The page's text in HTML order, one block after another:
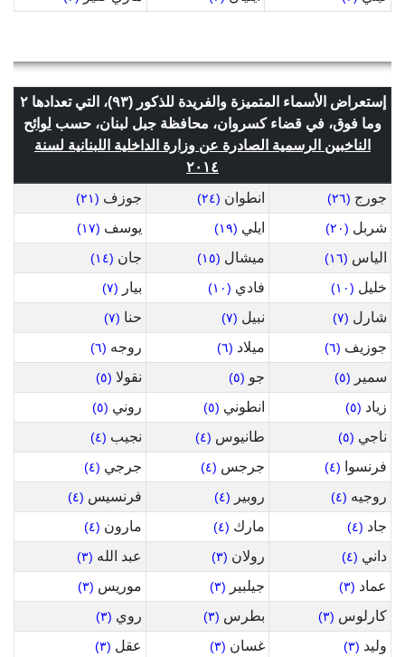
إستعراض الأسماء المتميزة والفريدة للذكور (٩٣)، التي تعدادها ٢
وما فوق، في قضاء كسروان، محافظة جبل لبنان، حسب لوائح
الناخبين الرسمية الصادرة عن وزارة الداخلية اللبنانية لسنة
٢٠١٤
جورج (٢٦) انطوان (٢٤) جوزف (٢١)
شربل (٢٠) ايلي (١٩) يوسف (١٧)
الياس (١٦) ميشال (١٥) جان (١٤)
خليل (١٠) فادي (١٠) بيار (٧)
شارل (٧) نبيل (٧) حنا (٧)
جوزيف (٦) ميلاد (٦) روجه (٦)
سمير (٥) جو (٥) نقولا (٥)
زياد (٥) انطوني (٥) روني (٥)
ناجي (٥) طانيوس (٤) نجيب (٤)
فرنسوا (٤) جرجس (٤) جرجي (٤)
روجيه (٤) روبير (٤) فرنسيس (٤)
جاد (٤) مارك (٤) مارون (٤)
داني (٤) رولان (٣) عبد الله (٣)
عماد (٣) جيلبير (٣) موريس (٣)
كارلوس (٣) بطرس (٣) روي (٣)
وليد (٣) غسان (٣) عقل (٣)